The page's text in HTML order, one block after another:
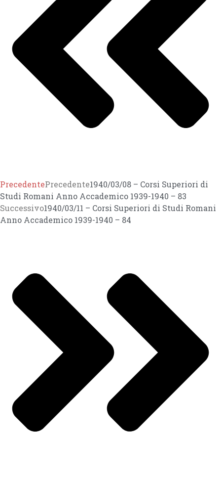
PrecedentePrecedente1940/03/08 – Corsi Superiori di
Studi Romani Anno Accademico 1939-1940 – 83
Successivo1940/03/11 – Corsi Superiori di Studi Romani
Anno Accademico 1939-1940 – 84